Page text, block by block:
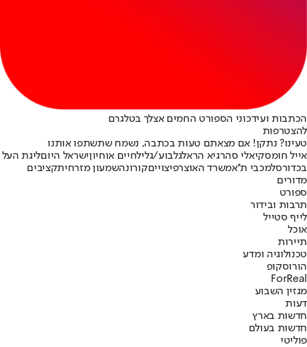
הכתבות ועידכוני הספורט החמים אצלך בטלגרם
להצטרפות
טעינו? נתקן! אם מצאתם טעות בכתבה, נשמח שתשתפו אותנו
אייל חומסקיאלי סהרגיא הראלגלבוע/גלילחיים אוחיוןישראל היוםליגת העל
בכדורסלמכבי ת''אמשרד האוצרפיצוייםקורונהשמעון מזרחיתקציבים
מדורים
ספורט
תרבות ובידור
לייף סטייל
אוכל
תיירות
טכנולוגיה ומדע
הורוסקופ
ForReal
מגזין השבוע
דעות
חדשות בארץ
חדשות בעולם
פוליטי